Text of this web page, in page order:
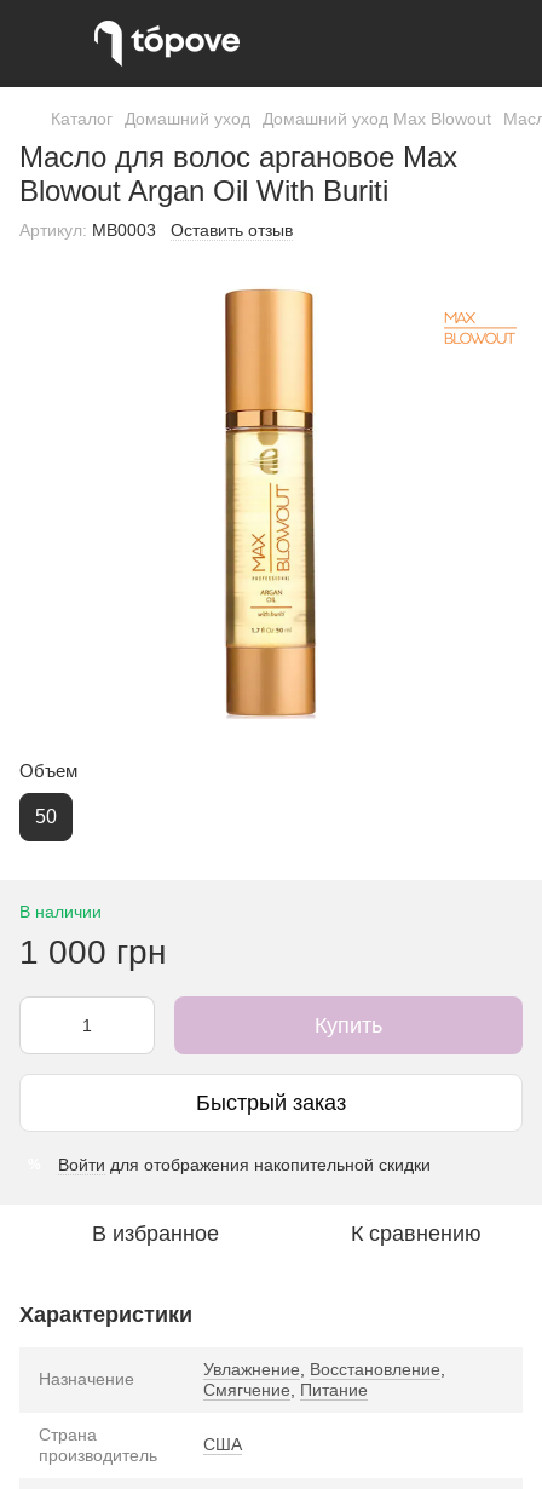
Каталог Домашний уход Домашний уход Max Blowout
Масло для волос аргановое Max
Blowout Argan Oil With Buriti
Артикул: MB0003 Оставить отзыв
Объем
50
В наличии
1 000 грн
Купить
Быстрый заказ
Войти для отображения накопительной скидки
В избранное К сравнению
Характеристики
Назначение Увлажнение, Восстановление,
Смягчение, Питание
Страна
производитель
США